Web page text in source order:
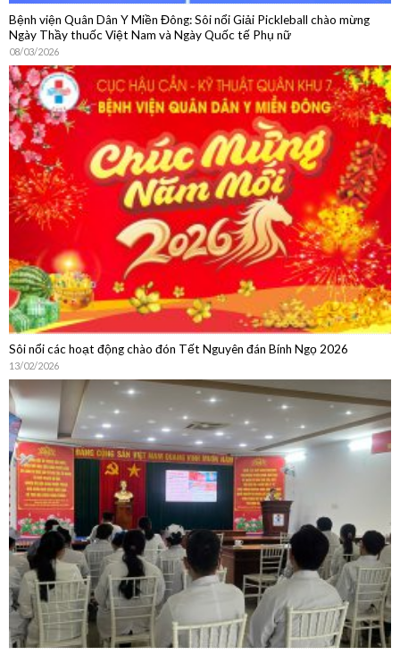
Bệnh viện Quân Dân Y Miền Đông: Sôi nổi Giải Pickleball chào mừng
Ngày Thầy thuốc Việt Nam và Ngày Quốc tế Phụ nữ
08/03/2026
Sôi nổi các hoạt động chào đón Tết Nguyên đán Bính Ngọ 2026
13/02/2026